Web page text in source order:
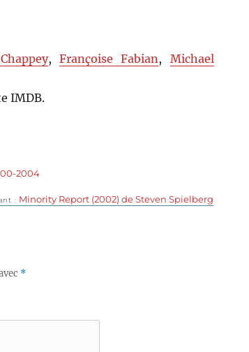
, Françoise Fabian , Michael
IMDB.
2004
Publication
Minority Report (2002) de Steven Spielberg
*